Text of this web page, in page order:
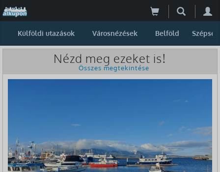
Külföldi utazások Városnézések Belföld Szépség
Nézd meg ezeket is!
Összes megtekintése